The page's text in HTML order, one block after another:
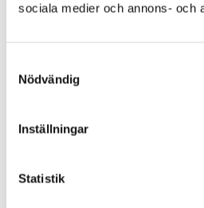
sociala medier och annons- och
Nödvändig
Inställningar
Statistik